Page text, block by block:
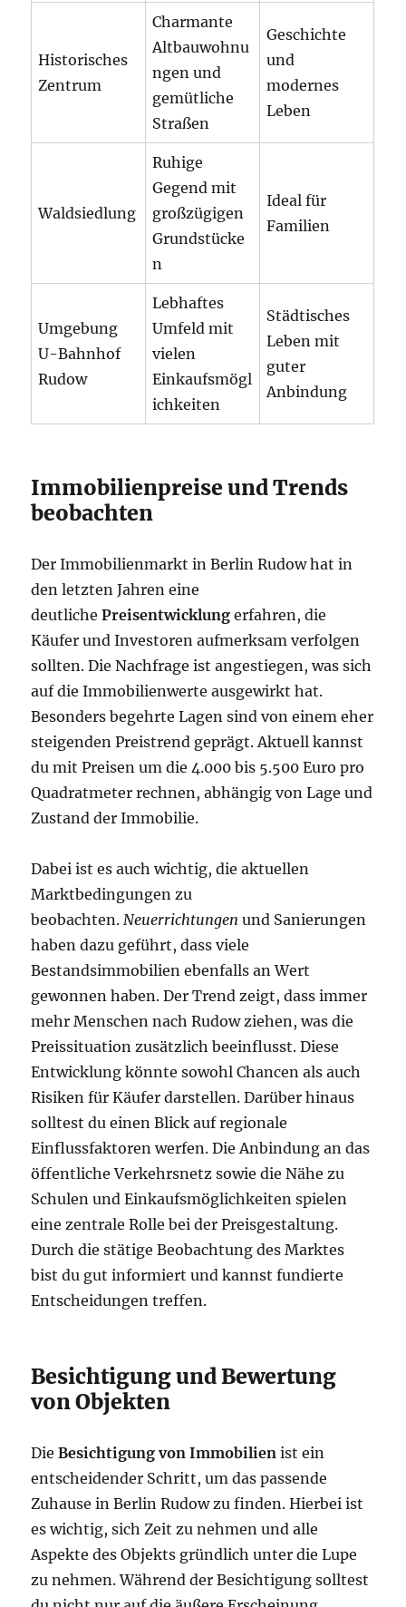
Historisches
Zentrum
Charmante
Altbauwohnu
ngen und
gemütliche
Straßen
Geschichte
und
modernes
Leben
Waldsiedlung
Ruhige
Gegend mit
großzügigen
Grundstücke
n
Ideal für
Familien
Umgebung
U-Bahnhof
Rudow
Lebhaftes
Umfeld mit
vielen
Einkaufsmögl
ichkeiten
Städtisches
Leben mit
guter
Anbindung
Immobilienpreise und Trends
beobachten
Der Immobilienmarkt in Berlin Rudow hat in
den letzten Jahren eine
deutlichePreisentwicklung erfahren, die
Käufer und Investoren aufmerksam verfolgen
sollten. Die Nachfrage ist angestiegen, was sich
auf die Immobilienwerte ausgewirkt hat.
Besonders begehrte Lagen sind von einem eher
steigenden Preistrend geprägt. Aktuell kannst
du mit Preisen um die 4.000 bis 5.500 Euro pro
Quadratmeter rechnen, abhängig von Lage und
Zustand der Immobilie.
Dabei ist es auch wichtig, die aktuellen
Marktbedingungen zu
beobachten.Neuerrichtungen und Sanierungen
haben dazu geführt, dass viele
Bestandsimmobilien ebenfalls an Wert
gewonnen haben. Der Trend zeigt, dass immer
mehr Menschen nach Rudow ziehen, was die
Preissituation zusätzlich beeinflusst. Diese
Entwicklung könnte sowohl Chancen als auch
Risiken für Käufer darstellen. Darüber hinaus
solltest du einen Blick auf regionale
Einflussfaktoren werfen. Die Anbindung an das
öffentliche Verkehrsnetz sowie die Nähe zu
Schulen und Einkaufsmöglichkeiten spielen
eine zentrale Rolle bei der Preisgestaltung.
Durch die stätige Beobachtung des Marktes
bist du gut informiert und kannst fundierte
Entscheidungen treffen.
Besichtigung und Bewertung
von Objekten
DieBesichtigung von Immobilien ist ein
entscheidender Schritt, um das passende
Zuhause in Berlin Rudow zu finden. Hierbei ist
es wichtig, sich Zeit zu nehmen und alle
Aspekte des Objekts gründlich unter die Lupe
zu nehmen. Während der Besichtigung solltest